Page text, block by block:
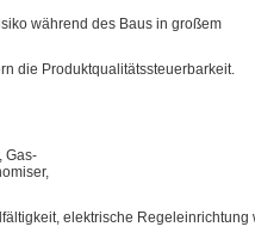
während des Baus in großem
die Produktqualitätssteuerbarkeit.
Gas-
elektrische